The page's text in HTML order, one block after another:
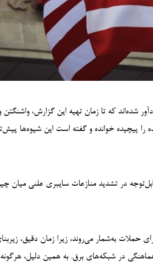
شده‌اند که تا زمان تهیه این گزارش،
را پیچیده خوانده و گفته است این شیوه‌ها
در تشدید منازعات سایبری علنی میان
به‌شمار می‌روند، زیرا زمان دقیق،
در شبکه‌های برق. به همین دلیل،